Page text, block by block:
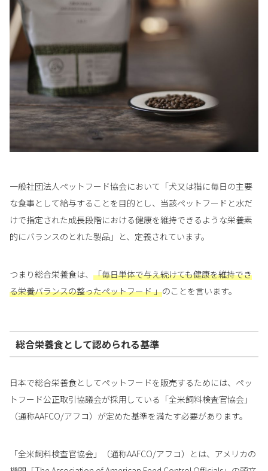
一般社団法人ペットフード協会において「犬又は猫に毎日の主要
な食事として給与することを目的とし、当該ペットフードと水だ
けで指定された成長段階における健康を維持できるような栄養素
的にバランスのとれた製品」と、定義されています。
つまり総合栄養食は、 「毎日単体で与え続けても健康を維持でき
る栄養バランスの整ったペットフード 」のことを言います。
総合栄養食として認められる基準
日本で総合栄養食としてペットフードを販売するためには、ペッ
トフード公正取引協議会が採用している「全米飼料検査官協会」
（通称AAFCO/アフコ）が定めた基準を満たす必要があります。
「全米飼料検査官協会」（通称AAFCO/アフコ）とは、アメリカの